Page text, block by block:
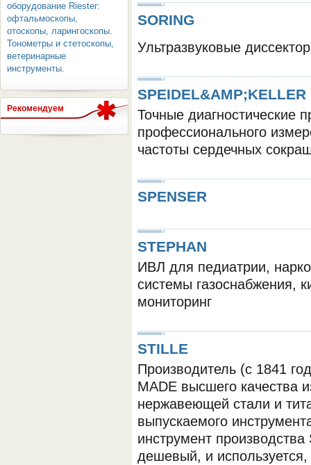
оборудование Riester:
офтальмоскопы,
отоскопы, ларингоскопы.
Тонометры и стетоскопы,
ветеринарные
инструменты.
Рекомендуем
SORING
Ультразвуковые
SPEIDEL&AMP;KELLER
Точные диагностические
профессионального
частоты сердечных
SPENSER
STEPHAN
ИВЛ для педиатрии,
системы газоснабжения,
мониторинг
STILLE
Производитель (с 1841
MADE высшего качества
нержавеющей стали и
выпускаемого
инструмент
дешевый, и